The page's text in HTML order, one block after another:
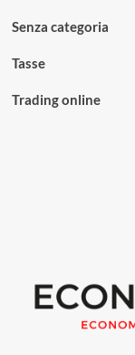
Senza categoria
Tasse
Trading online